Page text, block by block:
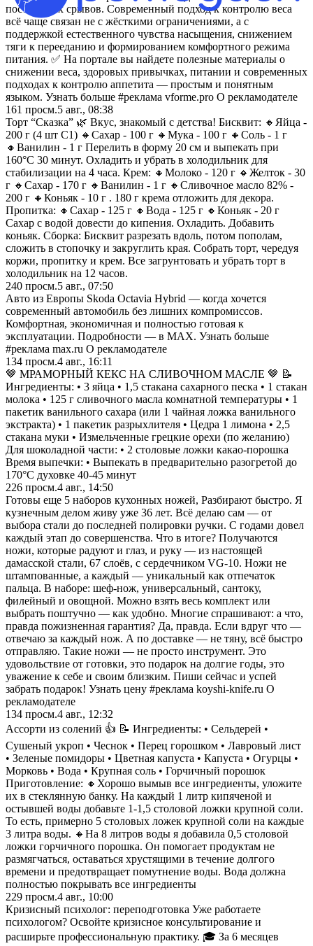
постоянных срывов. Современный подход к контролю веса
всё чаще связан не с жёсткими ограничениями, а с
поддержкой естественного чувства насыщения, снижением
тяги к перееданию и формированием комфортного режима
питания. ✅ На портале вы найдете полезные материалы о
снижении веса, здоровых привычках, питании и современных
подходах к контролю аппетита — простым и понятным
языком. Узнать больше #реклама vforme.pro О рекламодателе
161 просм.5 авг., 08:38
Торт “Сказка” 🌿 Вкус, знакомый с детства! Бисквит: 🔸Яйца -
200 г (4 шт С1) 🔸Сахар - 100 г 🔸Мука - 100 г 🔸Соль - 1 г
🔸Ванилин - 1 г Перелить в форму 20 см и выпекать при
160°С 30 минут. Охладить и убрать в холодильник для
стабилизации на 4 часа. Крем: 🔸Молоко - 120 г 🔸Желток - 30
г 🔸Сахар - 170 г 🔸Ванилин - 1 г 🔸Сливочное масло 82% -
200 г 🔸Коньяк - 10 г . 180 г крема отложить для декора.
Пропитка: 🔸Сахар - 125 г 🔸Вода - 125 г 🔸Коньяк - 20 г
Сахар с водой довести до кипения. Охладить. Добавить
коньяк. Сборка: Бисквит разрезать вдоль, потом пополам,
сложить в стопочку и закруглить края. Собрать торт, чередуя
коржи, пропитку и крем. Все загрунтовать и убрать торт в
холодильник на 12 часов.
240 просм.5 авг., 07:50
Авто из Европы Skoda Octavia Hybrid — когда хочется
современный автомобиль без лишних компромиссов.
Комфортная, экономичная и полностью готовая к
эксплуатации. Подробности — в MAX. Узнать больше
#реклама max.ru О рекламодателе
134 просм.4 авг., 16:11
🤎 МРАМОРНЫЙ КЕКС НА СЛИВОЧНОМ МАСЛЕ 🤎 📝
Ингредиенты: • 3 яйца • 1,5 стакана сахарного песка • 1 стакан
молока • 125 г сливочного масла комнатной температуры • 1
пакетик ванильного сахара (или 1 чайная ложка ванильного
экстракта) • 1 пакетик разрыхлителя • Цедра 1 лимона • 2,5
стакана муки • Измельченные грецкие орехи (по желанию)
Для шоколадной части: • 2 столовые ложки какао-порошка
Время выпечки: • Выпекать в предварительно разогретой до
170°C духовке 40-45 минут
226 просм.4 авг., 14:50
Готовы еще 5 наборов кухонных ножей, Разбирают быстро. Я
кузнечным делом живу уже 36 лет. Всё делаю сам — от
выбора стали до последней полировки ручки. С годами довел
каждый этап до совершенства. Что в итоге? Получаются
ножи, которые радуют и глаз, и руку — из настоящей
дамасской стали, 67 слоёв, с сердечником VG-10. Ножи не
штампованные, а каждый — уникальный как отпечаток
пальца. В наборе: шеф-нож, универсальный, сантоку,
филейный и овощной. Можно взять весь комплект или
выбрать поштучно — как удобно. Многие спрашивают: а что,
правда пожизненная гарантия? Да, правда. Если вдруг что —
отвечаю за каждый нож. А по доставке — не тяну, всё быстро
отправляю. Такие ножи — не просто инструмент. Это
удовольствие от готовки, это подарок на долгие годы, это
уважение к себе и своим близким. Пиши сейчас и успей
забрать подарок! Узнать цену #реклама koyshi-knife.ru О
рекламодателе
134 просм.4 авг., 12:32
Ассорти из солений 👍 📝 Ингредиенты: • Сельдерей •
Сушеный укроп • Чеснок • Перец горошком • Лавровый лист
• Зеленые помидоры • Цветная капуста • Капуста • Огурцы •
Морковь • Вода • Крупная соль • Горчичный порошок
Приготовление: 🔸Хорошо вымыв все ингредиенты, уложите
их в стеклянную банку. На каждый 1 литр кипяченой и
остывшей воды добавьте 1-1,5 столовой ложки крупной соли.
То есть, примерно 5 столовых ложек крупной соли на каждые
3 литра воды. 🔸На 8 литров воды я добавила 0,5 столовой
ложки горчичного порошка. Он помогает продуктам не
размягчаться, оставаться хрустящими в течение долгого
времени и предотвращает помутнение воды. Вода должна
полностью покрывать все ингредиенты
229 просм.4 авг., 10:00
Кризисный психолог: переподготовка Уже работаете
психологом? Освойте кризисное консультирование и
расширьте профессиональную практику. 🎓 За 6 месяцев